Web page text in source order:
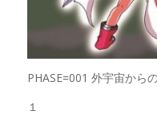
PHASE=001 外宇宙から
１